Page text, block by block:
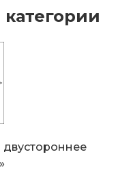
двустороннее